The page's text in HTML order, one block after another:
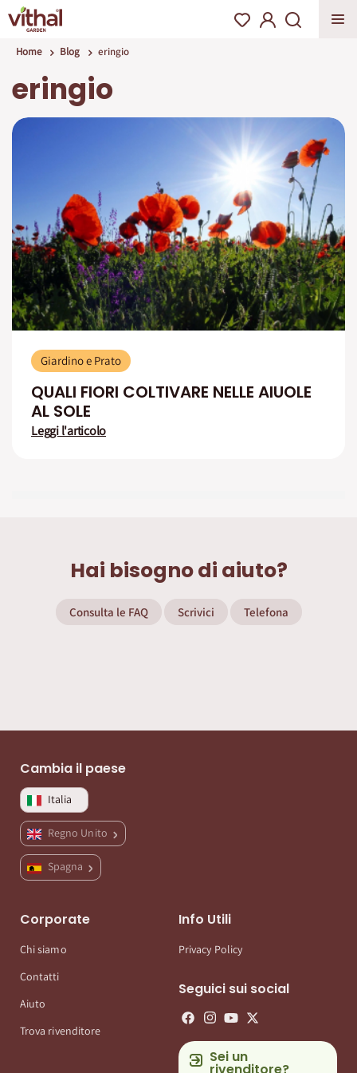
Home Blog eringio
eringio
Giardino e Prato
QUALI FIORI COLTIVARE NELLE AIUOLE
AL SOLE
Leggi l'articolo
Hai bisogno di aiuto?
Consulta le FAQ Scrivici Telefona
Cambia il paese
Italia
Regno Unito
Spagna
Corporate
Chi siamo
Contatti
Aiuto
Trova rivenditore
Info Utili
Privacy Policy
Seguici sui social
Sei un